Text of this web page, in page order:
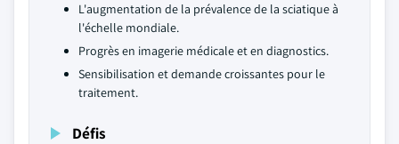
L'augmentation de la prévalence de la sciatique à
l'échelle mondiale.
Progrès en imagerie médicale et en diagnostics.
Sensibilisation et demande croissantes pour le
traitement.
Défis